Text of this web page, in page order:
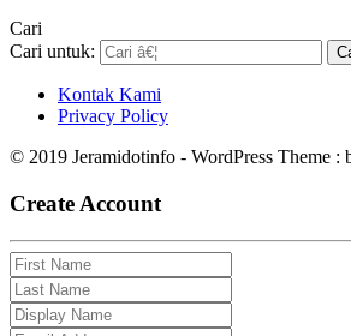
Cari
Cari untuk:
Kontak Kami
Privacy Policy
© 2019 Jeramidotinfo - WordPress Theme :
Create Account